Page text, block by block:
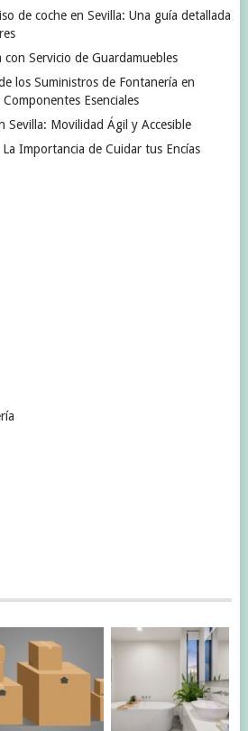
de coche en Sevilla: Una guía detallada
Servicio de Guardamuebles
los Suministros de Fontanería en
Esenciales
Sevilla: Movilidad Ágil y Accesible
Importancia de Cuidar tus Encías